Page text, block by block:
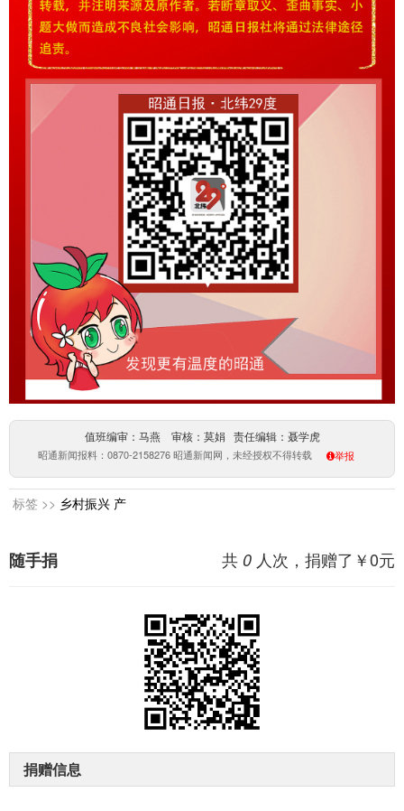
值班编审：马燕 审核：莫娟 责任编辑：聂学虎
昭通新闻报料：0870-2158276 昭通新闻网，未经授权不得转载 举报
标签 >> 乡村振兴 产
共 0 人次，捐赠了￥0元
随手捐
捐赠信息